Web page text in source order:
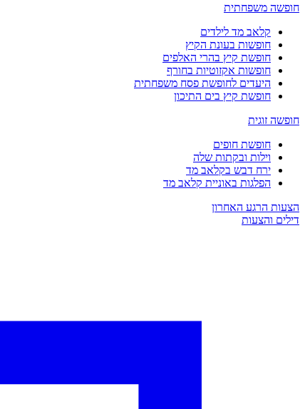
חופשה משפחתית
קלאב מד לילדים
חופשות בעונת הקיץ
חופשת קיץ בהרי האלפים
חופשות אקזוטיות בחורף
היעדים לחופשת פסח משפחתית
חופשת קיץ בים התיכון
חופשה זוגית
חופשת חופים
וילות ובקתות שלה
ירח דבש בקלאב מד
הפלגות באוניית קלאב מד
הצעות הרגע האחרון
דילים והצעות